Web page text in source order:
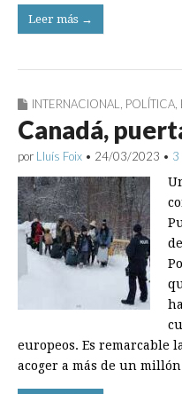
Leer más →
INTERNACIONAL POLÍTICA
Canadá,
por Lluís Foix • 24/03/2023 • 3
europeos. Es remarcable
acoger a más de un